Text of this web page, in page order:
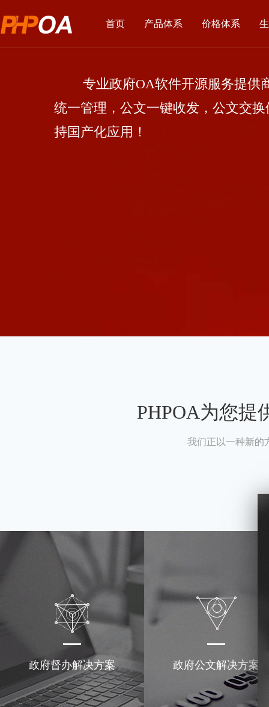
首页 产品体系 价格体系
专业政府OA软件开源服务提供商
统一管理，公文一键收发，公文交
持国产化应用！
PHPOA为您提
我们正以一种新的
政府督办解决方案 政府公文解决方案